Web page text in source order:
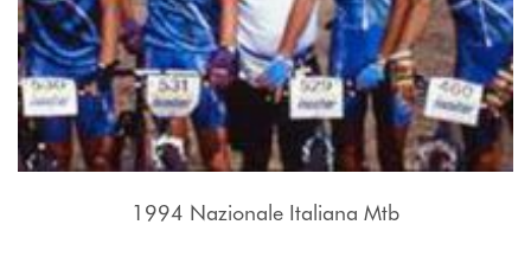
1994 Nazionale Italiana Mtb